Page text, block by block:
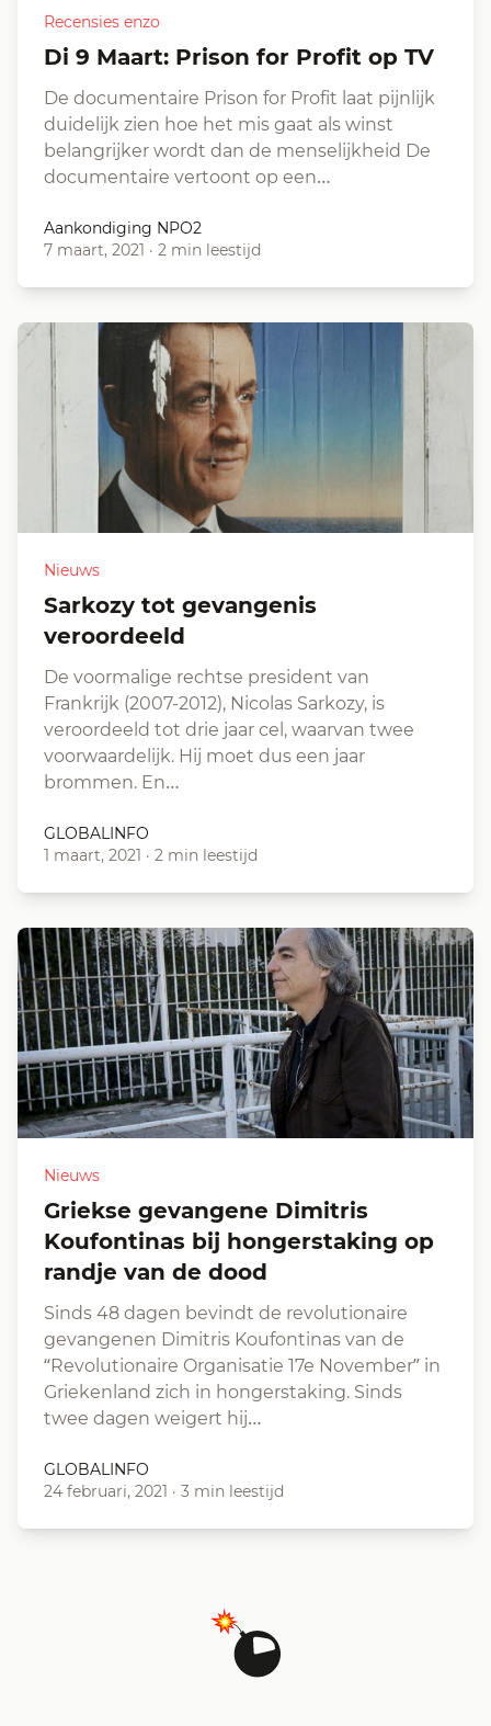
Recensies enzo
Di 9 Maart: Prison for Profit op TV
De documentaire Prison for Profit laat pijnlijk
duidelijk zien hoe het mis gaat als winst
belangrijker wordt dan de menselijkheid De
documentaire vertoont op een…
Aankondiging NPO2
7 maart, 2021 · 2 min leestijd
Nieuws
Sarkozy tot gevangenis
veroordeeld
De voormalige rechtse president van
Frankrijk (2007-2012), Nicolas Sarkozy, is
veroordeeld tot drie jaar cel, waarvan twee
voorwaardelijk. Hij moet dus een jaar
brommen. En…
GLOBALINFO
1 maart, 2021 · 2 min leestijd
Nieuws
Griekse gevangene Dimitris
Koufontinas bij hongerstaking op
randje van de dood
Sinds 48 dagen bevindt de revolutionaire
gevangenen Dimitris Koufontinas van de
“Revolutionaire Organisatie 17e November” in
Griekenland zich in hongerstaking. Sinds
twee dagen weigert hij…
GLOBALINFO
24 februari, 2021 · 3 min leestijd